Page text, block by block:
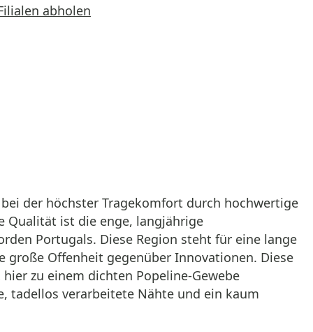
abholen
der höchster Tragekomfort durch hochwertige
Qualität ist die enge, langjährige
Portugals. Diese Region steht für eine lange
Offenheit gegenüber Innovationen. Diese
zu einem dichten Popeline-Gewebe
tadellos verarbeitete Nähte und ein kaum